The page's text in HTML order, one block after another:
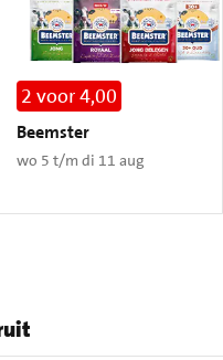
2 voor 4,00
Beemster
wo 5 t/m di 11 aug